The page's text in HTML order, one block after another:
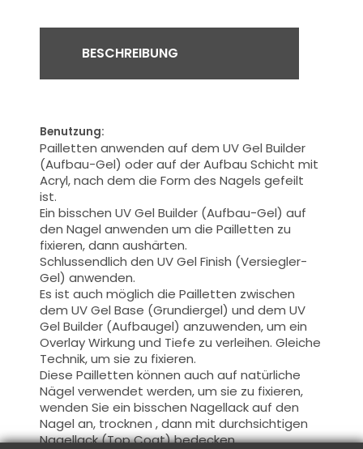
BESCHREIBUNG
Benutzung:
Pailletten anwenden auf dem UV Gel Builder
(Aufbau-Gel) oder auf der Aufbau Schicht mit
Acryl, nach dem die Form des Nagels gefeilt
ist.
Ein bisschen UV Gel Builder (Aufbau-Gel) auf
den Nagel anwenden um die Pailletten zu
fixieren, dann aushärten.
Schlussendlich den UV Gel Finish (Versiegler-
Gel) anwenden.
Es ist auch möglich die Pailletten zwischen
dem UV Gel Base (Grundiergel) und dem UV
Gel Builder (Aufbaugel) anzuwenden,um ein
Overlay Wirkung und Tiefe zu verleihen. Gleiche
Technik, um sie zu fixieren.
Diese Paillettenkönnen auch auf natürliche
Nägel verwendet werden, um sie zu fixieren,
wenden Sie ein bisschen Nagellack aufden
Nagel an, trocknen ,dann mit durchsichtigen
Nagellack (Top Coat) bedecken.